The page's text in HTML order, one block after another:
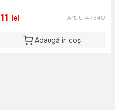
11 lei Art: U147340
Adaugă în coș